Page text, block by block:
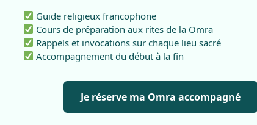
Guide religieux francophone
Cours de préparation aux rites de la Omra
Rappels et invocations sur chaque lieu sacré
Accompagnement du début à la fin
Je réserve ma Omra accompagné